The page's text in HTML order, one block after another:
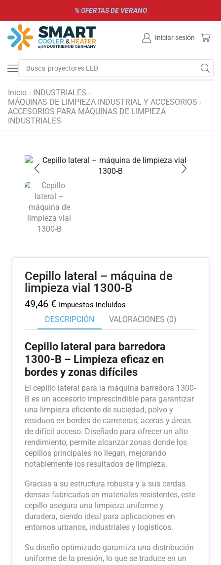
% OFERTAS DE VERANO
Iniciar sesión
Busca proyectores LED
Inicio / INDUSTRIALES /
MÁQUINAS DE LIMPIEZA INDUSTRIAL Y ACCESORIOS /
ACCESORIOS PARA MÁQUINAS DE LIMPIEZA
INDUSTRIALES
Cepillo lateral – máquina de
limpieza vial 1300-B
49,46 € Impuestos incluidos
DESCRIPCIÓN VALORACIONES (0)
Cepillo lateral para barredora
1300-B – Limpieza eficaz en
bordes y zonas difíciles
El cepillo lateral para la máquina barredora 1300-
B es un accesorio imprescindible para garantizar
una limpieza eficiente de suciedad, polvo y
residuos en bordes de carreteras, aceras y áreas
de difícil acceso. Diseñado para ofrecer un alto
rendimiento, permite alcanzar zonas donde los
cepillos principales no llegan, mejorando
notablemente los resultados de limpieza.
Gracias a su estructura robusta y a sus cerdas
densas fabricadas en materiales resistentes, este
cepillo asegura una limpieza uniforme y
duradera, siendo ideal para aplicaciones en
entornos urbanos, industriales y logísticos.
Su diseño optimizado garantiza una distribución
uniforme de la presión, lo que se traduce en un